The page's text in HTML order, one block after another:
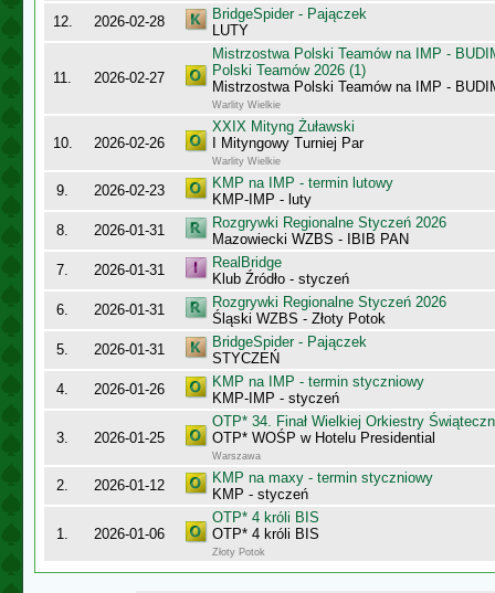
12.
2026-02-28
BridgeSpider - Pajączek
LUTY
11. 2026-02-27
Mistrzostwa Polski Teamów na IMP -
Polski Teamów 2026 (1)
Mistrzostwa Polski Teamów na IMP -
Warlity Wielkie
10. 2026-02-26
XXIX Mityng Żuławski
I Mityngowy Turniej Par
Warlity Wielkie
9. 2026-02-23
KMP na IMP - termin lutowy
KMP-IMP - luty
8.
2026-01-31
Rozgrywki Regionalne Styczeń 2026
Mazowiecki WZBS - IBIB PAN
7.
2026-01-31
RealBridge
Klub Źródło - styczeń
6.
2026-01-31
Rozgrywki Regionalne Styczeń 2026
Śląski WZBS - Złoty Potok
5.
2026-01-31
BridgeSpider - Pajączek
STYCZEŃ
4.
2026-01-26
KMP na IMP - termin styczniowy
KMP-IMP - styczeń
3. 2026-01-25
OTP* 34. Finał Wielkiej Orkiestry
OTP* WOŚP w Hotelu Presidential
Warszawa
2. 2026-01-12
KMP na maxy - termin styczniowy
KMP - styczeń
1. 2026-01-06
OTP* 4 króli BIS
OTP* 4 króli BIS
Złoty Potok